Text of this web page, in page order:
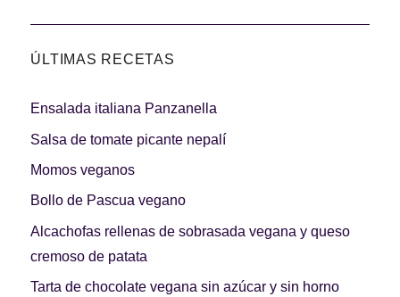
ÚLTIMAS RECETAS
Ensalada italiana Panzanella
Salsa de tomate picante nepalí
Momos veganos
Bollo de Pascua vegano
Alcachofas rellenas de sobrasada vegana y queso
cremoso de patata
Tarta de chocolate vegana sin azúcar y sin horno